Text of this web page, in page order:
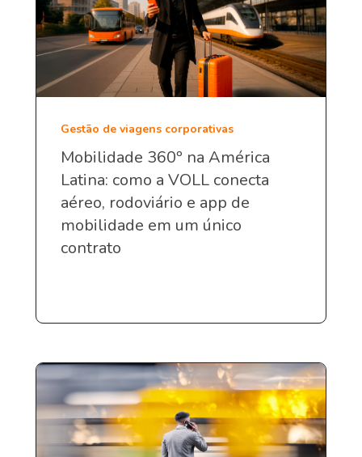
Gestão de viagens corporativas
Mobilidade 360º na América
Latina: como a VOLL conecta
aéreo, rodoviário e app de
mobilidade em um único
contrato